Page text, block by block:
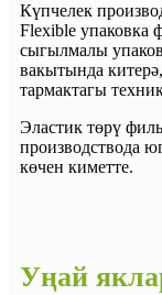
Күпчелек
Flexible упаковка
сыгылмалы
вакытында
тармактагы
Эластик төрү
производствода
көчен киметте.
Уңай